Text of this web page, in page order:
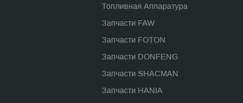
Топливная Аппаратура
Запчасти FAW
Запчасти FOTON
Запчасти DONFENG
Запчасти SHACMAN
Запчасти HANIA